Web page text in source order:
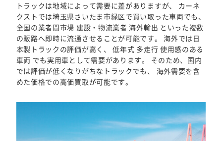
トラックは地域によって需要に差がありますが、 カーネ
クストでは埼玉県さいたま市緑区で買い取った車両でも、
全国の業者間市場 建設・物流業者 海外輸出 といった複数
の販路へ即時に流通させることが可能です。 海外では日
本製トラックの評価が高く、 低年式 多走行 使用感のある
車両 でも実用車として需要があります。 そのため、国内
では評価が低くなりがちなトラックでも、 海外需要を含
めた価格での高価買取が可能です。